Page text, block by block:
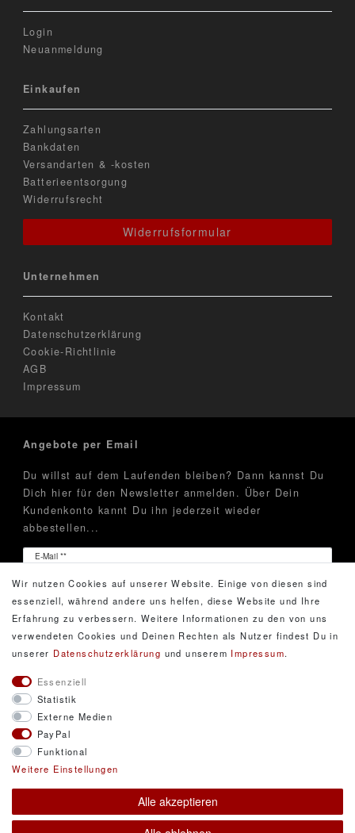
Login
Neuanmeldung
Einkaufen
Zahlungsarten
Bankdaten
Versandarten & -kosten
Batterieentsorgung
Widerrufsrecht
Widerrufsformular
Unternehmen
Kontakt
Datenschutzerklärung
Cookie-Richtlinie
AGB
Impressum
Angebote per Email
Du willst auf dem Laufenden bleiben? Dann kannst Du
Dich hier für den Newsletter anmelden. Über Dein
Kundenkonto kannt Du ihn jederzeit wieder
abbestellen...
E-Mail **
Newsletter
Hiermit bestätige ich, dass ich die
Daten­schutz­erklärung
gelesen habe. Meine Einwilligung kann ich jederzeit
widerrufen.**
© Copyright 2026 DarXity GbR. Gestaltung, Design
und Style durch DarXity GbR. Alle Rechte
vorbehalten.
Alle Preise inklusive gesetzlicher Mehrwertsteuer und
Wir nutzen Cookies auf unserer Website. Einige von diesen sind
essenziell, während andere uns helfen, diese Website und Ihre
Erfahrung zu verbessern. Weitere Informationen zu den von uns
verwendeten Cookies und Deinen Rechten als Nutzer findest Du in
unserer Daten­schutz­erklärung und unserem Impressum.
Essenziell
Statistik
Externe Medien
PayPal
Funktional
Weitere Einstellungen
Alle akzeptieren